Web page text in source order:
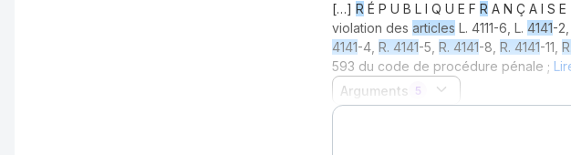
[…] R É P U B L I Q U E F R A N Ç A I S
violation des articles L. 4111-6, L. 4141-2,
4141-4, R. 4141-5, R. 4141-8, R. 4141-11,
593 du code de procédure pénale ;
Arguments 5